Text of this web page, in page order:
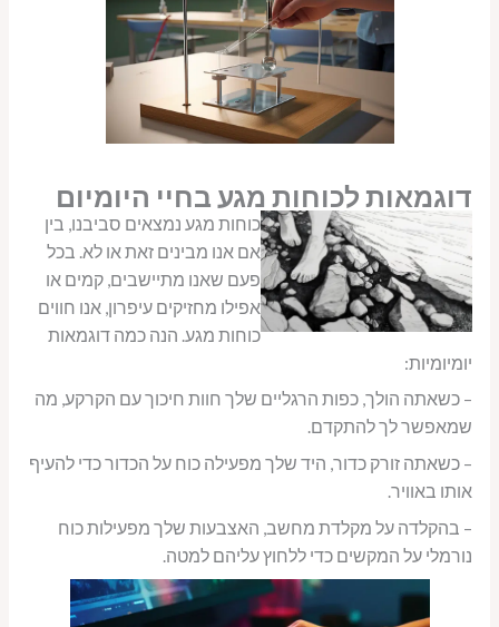
דוגמאות לכוחות מגע בחיי היומיום
כוחות מגע נמצאים סביבנו, בין
אם אנו מבינים זאת או לא. בכל
פעם שאנו מתיישבים, קמים או
אפילו מחזיקים עיפרון, אנו חווים
כוחות מגע. הנה כמה דוגמאות
יומיומיות:
– כשאתה הולך, כפות הרגליים שלך חוות חיכוך עם הקרקע, מה
שמאפשר לך להתקדם.
– כשאתה זורק כדור, היד שלך מפעילה כוח על הכדור כדי להעיף
אותו באוויר.
– בהקלדה על מקלדת מחשב, האצבעות שלך מפעילות כוח
נורמלי על המקשים כדי ללחוץ עליהם למטה.